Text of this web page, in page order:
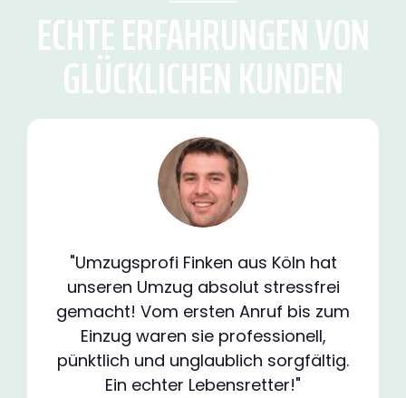
ECHTE ERFAHRUNGEN VON
GLÜCKLICHEN KUNDEN
"Umzugsprofi Finken aus Köln hat
unseren Umzug absolut stressfrei
gemacht! Vom ersten Anruf bis zum
Einzug waren sie professionell,
pünktlich und unglaublich sorgfältig.
Ein echter Lebensretter!"